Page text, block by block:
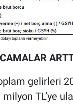
gelirleri
TL’ye